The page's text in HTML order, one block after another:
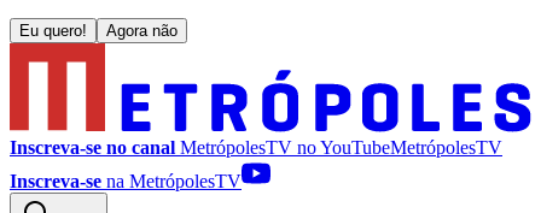
Eu quero! Agora não
Inscreva-se no canal MetrópolesTV noYouTubeMetrópolesTV
Inscreva-se na MetrópolesTV